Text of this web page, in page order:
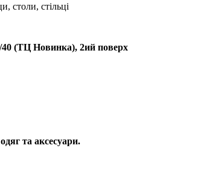
столи, стільці
40 (ТЦ Новинка), 2ий поверх
та аксесуари.